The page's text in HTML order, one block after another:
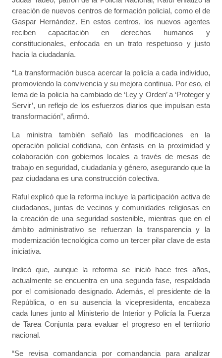
creación de nuevos centros de formación policial, como el de
Gaspar Hernández. En estos centros, los nuevos agentes
reciben capacitación en derechos humanos y
constitucionales, enfocada en un trato respetuoso y justo
hacia la ciudadanía.
“La transformación busca acercar la policía a cada individuo,
promoviendo la convivencia y su mejora continua. Por eso, el
lema de la policía ha cambiado de ‘Ley y Orden’ a ‘Proteger y
Servir’, un reflejo de los esfuerzos diarios que impulsan esta
transformación”, afirmó.
La ministra también señaló las modificaciones en la
operación policial cotidiana, con énfasis en la proximidad y
colaboración con gobiernos locales a través de mesas de
trabajo en seguridad, ciudadanía y género, asegurando que la
paz ciudadana es una construcción colectiva.
Raful explicó que la reforma incluye la participación activa de
ciudadanos, juntas de vecinos y comunidades religiosas en
la creación de una seguridad sostenible, mientras que en el
ámbito administrativo se refuerzan la transparencia y la
modernización tecnológica como un tercer pilar clave de esta
iniciativa.
Indicó que, aunque la reforma se inició hace tres años,
actualmente se encuentra en una segunda fase, respaldada
por el comisionado designado. Además, el presidente de la
República, o en su ausencia la vicepresidenta, encabeza
cada lunes junto al Ministerio de Interior y Policía la Fuerza
de Tarea Conjunta para evaluar el progreso en el territorio
nacional.
“Se revisa comandancia por comandancia para analizar